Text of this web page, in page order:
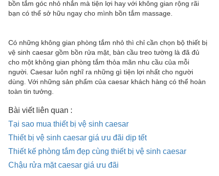
bồn tắm góc nhỏ nhắn mà tiện lợi hay với không gian rộng rãi
bạn có thể sở hữu ngay cho mình bồn tắm massage.
Có những không gian phòng tắm nhỏ thì chỉ cần chọn bộ thiết bị
vệ sinh caesar gồm bồn rửa mặt, bàn cầu treo tường là đã đủ
cho một không gian phòng tắm thỏa mãn nhu cầu của mỗi
người. Caesar luôn nghĩ ra những gì tiện lợi nhất cho người
dùng. Với những sản phẩm của caesar khách hàng có thể hoàn
toàn tin tưởng.
Bài viết liên quan :
Tại sao mua thiết bị vệ sinh caesar
Thiết bị vệ sinh caesar giá ưu đãi dịp tết
Thiết kế phòng tắm đẹp cùng thiết bị vệ sinh caesar
Chậu rửa mặt caesar giá ưu đãi